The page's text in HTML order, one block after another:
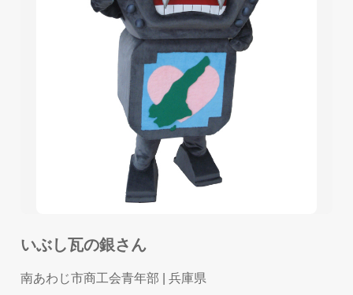
いぶし瓦の銀さん
南あわじ市商工会青年部 | 兵庫県